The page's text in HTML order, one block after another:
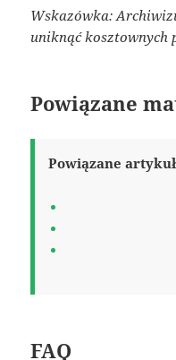
Wskazówka:
uniknąć kosztownych
Powiązane
Powiązane
FAQ